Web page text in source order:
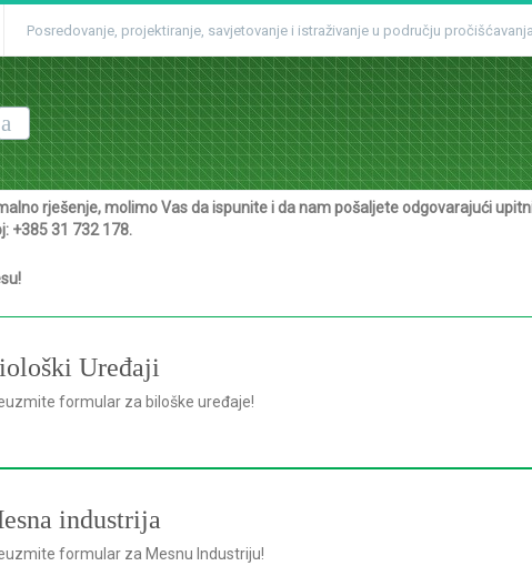
Posredovanje, projektiranje, savjetovanje i istraživanje u području
rješenje, molimo Vas da ispunite i da nam pošaljete odgovarajući
+385 31 732 178.
Uređaji
formular za biloške uređaje!
industrija
formular za Mesnu Industriju!